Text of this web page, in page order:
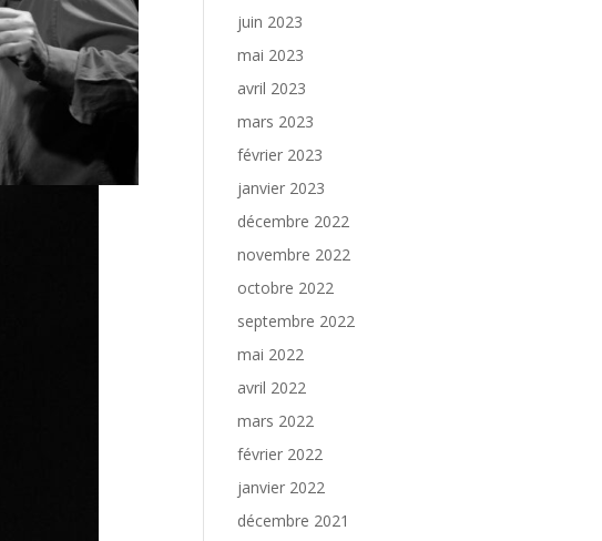
juin 2023
mai 2023
avril 2023
mars 2023
février 2023
janvier 2023
décembre 2022
novembre 2022
octobre 2022
septembre 2022
mai 2022
avril 2022
mars 2022
février 2022
janvier 2022
décembre 2021